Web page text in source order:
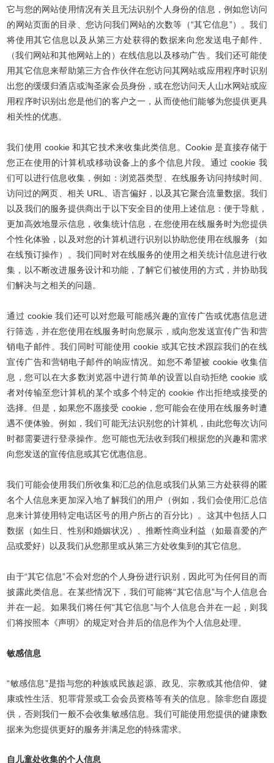
它与您的网站使用情况有关且无法识别个人身份的信息，例如您访问
的网站页面的目录、您访问我们网站的次数等（“其它信息”）。我们
将使用其它信息以及从第三方处获得的数据来向您发送电子邮件、
（我们网站和其他网站上的）在线信息以及移动广告。我们还可能使
用其它信息来帮助第三方合作伙伴在您访问其网站或应用程序时识别
出您的缓缓归酒店或淘圣家会员身份，或在您访问天人山水网站或应
用程序时识别出您是他们的客户之一，从而使他们能够为您提供更具
相关性的优惠。
我们使用 cookie 和其它技术来收集此类信息。Cookie 是直接存储于
您正在使用的计算机或移动设备上的多个信息片段。通过 cookie 我
们可以进行信息收集，例如：浏览器类型、在线服务访问持续时间、
访问过的网页、相关 URL、语言偏好，以及其它聚合流量数据。我们
以及我们的服务提供商出于以下安全目的使用上述信息：便于导航，
更加高效地显示信息，收集统计信息，在您使用在线服务时为您提供
个性化体验，以及对您的计算机进行识别以协助您使用在线服务（如
在线预订操作）。我们同时对在线服务的使用之相关统计信息进行收
集，以不断改进服务设计和功能，了解它们被使用的方式，并协助我
们解决与之相关的问题。
通过 cookie 我们还可以对您最可能感兴趣的宣传广告或优惠信息进
行筛选，并在您使用在线服务时向您展示，或向您发送宣传广告和营
销电子邮件。我们同时可能使用 cookie 或其它技术跟踪我们的在线
宣传广告和营销电子邮件的响应情况。如您不希望被 cookie 收集信
息，您可以在大多数浏览器中进行简单的设置以自动拒绝 cookie 或
者对传输至您计算机的某个或多个特定的 cookie 作出拒绝或接受的
选择。但是，如果您不愿接受 cookie，您可能会在使用在线服务时遭
遇不便体验。例如，我们可能无法识别您的计算机，由此您每次访问
时都需要进行登录操作。您可能也无法收到我们根据您的兴趣和需求
向您发送的宣传信息或其它优惠信息。
我们可能会使用我们所收集和汇总的信息或我们从第三方处获得的匿
名个人信息来更加深入地了解我们的用户（例如，我们会使用汇总信
息来计算使用特定电话区号的用户所占的百分比）。这其中包括人口
数据（如生日、性别和婚姻状况）、推断性商业利益（如最喜爱的产
品或爱好）以及我们从您那里或从第三方处收集到的其它信息。
由于“其它信息”不会对您的个人身份进行识别，因此可为任何目的而
披露此类信息。在某些情况下，我们可能将“其它信息”与个人信息合
并在一起。如果我们将任何“其它信息”与个人信息合并在一起，则我
们将按照本《声明》的规定对合并后的信息作为个人信息处理。
敏感信息
“敏感信息”是指与您的种族或民族起源、政见、宗教或其他信仰、健
康或性生活、犯罪背景或工会会员资格等有关的信息。除非您自愿提
供，否则我们一般不会收集敏感信息。我们可能使用您提供的健康数
据来为您提供更好的服务并满足您的特殊需求。
自儿童处收集的个人信息